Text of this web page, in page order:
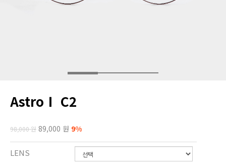
AstroⅠ C2
98,000 원 89,000 원 9%
LENS